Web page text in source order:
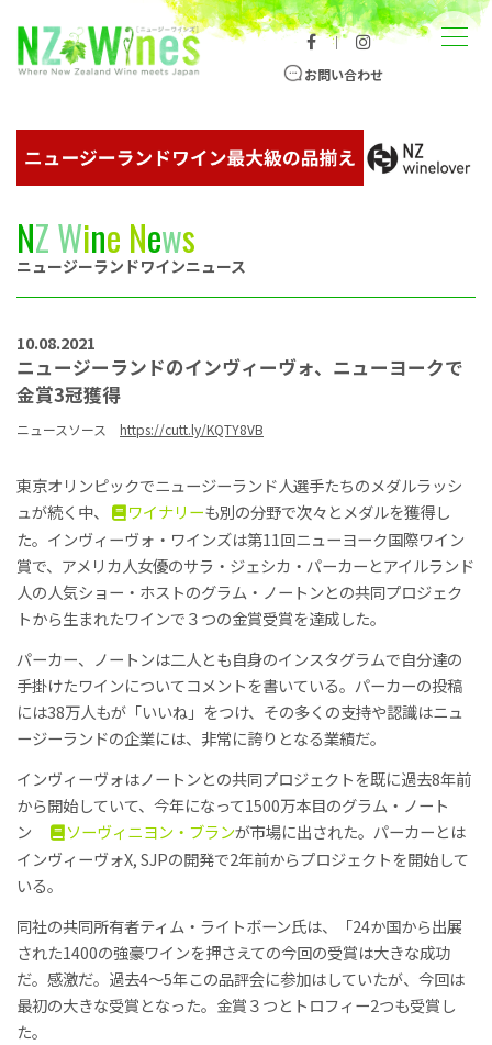
ニュージーランドワイン総合サイト
｜
お問い合わせ
メニュー
NZWine News
ニュージーランドワインニュース
10.08.2021
ニュージーランドのインヴィーヴォ、ニューヨークで
金賞3冠獲得
ニュースソース https://cutt.ly/KQTY8VB
東京オリンピックでニュージーランド人選手たちのメダルラッシ
ュが続く中、
ワイナリーも別の分野で次々とメダルを獲得し
た。インヴィーヴォ・ワインズは第11回ニューヨーク国際ワイン
賞で、アメリカ人女優のサラ・ジェシカ・パーカーとアイルランド
人の人気ショー・ホストのグラム・ノートンとの共同プロジェク
トから生まれたワインで３つの金賞受賞を達成した。
パーカー、ノートンは二人とも自身のインスタグラムで自分達の
手掛けたワインについてコメントを書いている。パーカーの投稿
には38万人もが「いいね」をつけ、その多くの支持や認識はニュ
ージーランドの企業には、非常に誇りとなる業績だ。
インヴィーヴォはノートンとの共同プロジェクトを既に過去8年前
から開始していて、今年になって1500万本目のグラム・ノート
ン
ソーヴィニヨン・ブランが市場に出された。パーカーとは
インヴィーヴォX, SJPの開発で2年前からプロジェクトを開始して
いる。
同社の共同所有者ティム・ライトボーン氏は、「24か国から出展
された1400の強豪ワインを押さえての今回の受賞は大きな成功
だ。感激だ。過去4～5年この品評会に参加はしていたが、今回は
最初の大きな受賞となった。金賞３つとトロフィー2つも受賞し
た。